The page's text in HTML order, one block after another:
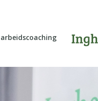
arbeidscoaching